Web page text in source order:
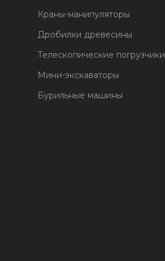
Краны-манипуляторы
Дробилки древесины
Телескопические погрузчики
Мини-экскаваторы
Бурильные машины